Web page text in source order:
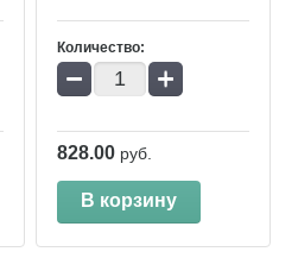
Количество:
− +
828.00 руб.
В корзину